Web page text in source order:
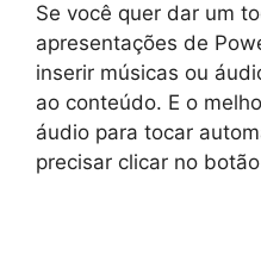
Se você quer dar um
apresentações de
inserir músicas ou
ao conteúdo. E o
áudio para tocar
precisar clicar no